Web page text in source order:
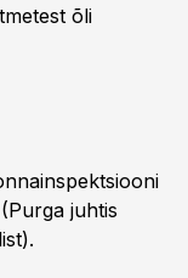
õli
juhtis